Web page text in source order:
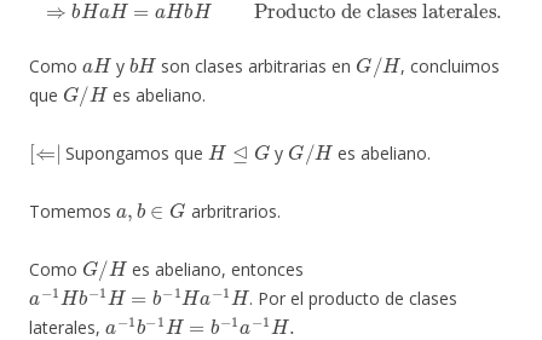
Como
H
y
bH
son clases arbitrarias en
G/ H
, concluimos
que
G/H
es abeliano.
[ |
Supongamos que
H⊴
y
G/ H
es abeliano.
Tomemos
b G
arbritrarios.
Como
G/ H
es abeliano, entonces
a−1Hb−1H=b−1Ha−1H
. Por el producto de clases
laterales,
a− 1 b− 1H=b −1a −1H.